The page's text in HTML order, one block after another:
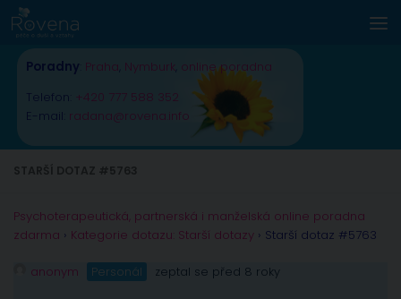
Skip to content
Poradny Praha Nymburk online poradna
Telefon: +420 777 588 352
E-mail: radana@rovena.info
Psychoterapeutická, partnerská i manželská online poradna
zdarma › Kategorie dotazu: Starší dotazy › Starší dotaz #5763
anonym Personál zeptal se před 8 roky